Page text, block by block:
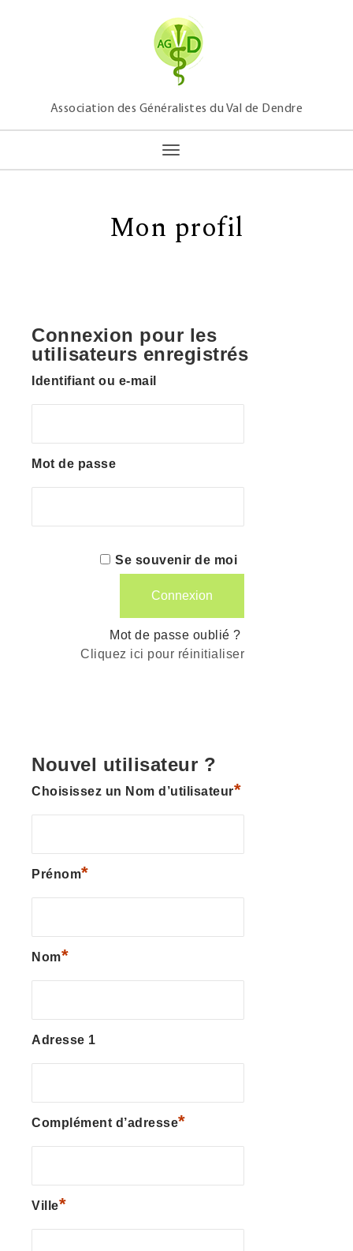
Association des Généralistes du Val de Dendre
Toggle navigation
Mon profil
Connexion pour les
utilisateurs enregistrés
Identifiant ou e-mail
Mot de passe
Se souvenir de moi
Mot de passe oublié ?
Cliquez ici pour réinitialiser
Nouvel utilisateur ?
Choisissez un Nom d’utilisateur*
Prénom*
Nom*
Adresse 1
Complément d’adresse*
Ville*